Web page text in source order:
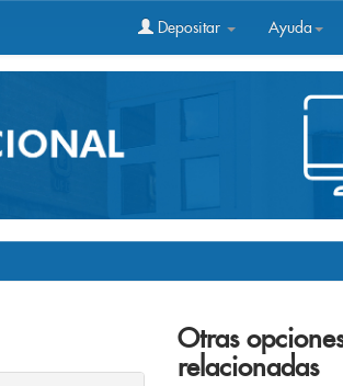
Depositar Ayuda
Otras
relacionadas